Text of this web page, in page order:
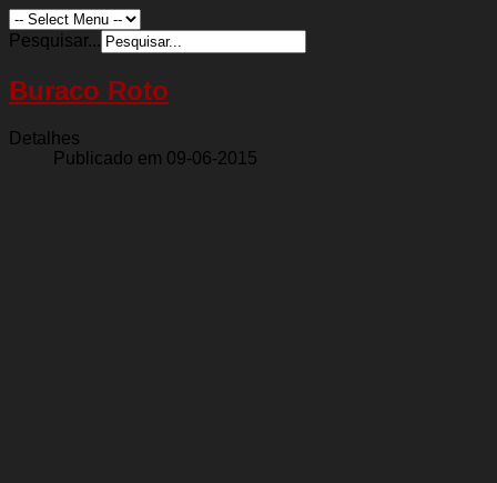
Pesquisar...
Buraco Roto
Detalhes
Publicado em 09-06-2015